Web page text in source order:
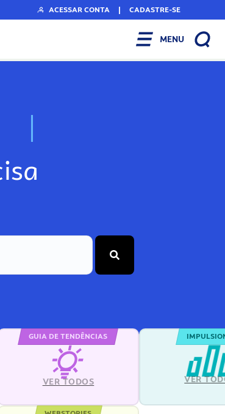
ACESSAR CONTA | CADASTRE-SE
MENU
N
GUIA DE TENDÊNCIAS
VER TODOS VER